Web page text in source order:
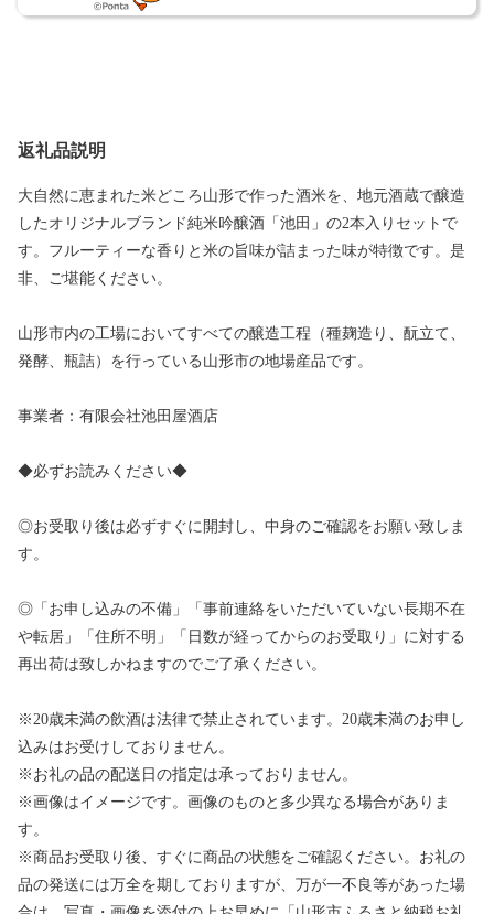
返礼品説明
大自然に恵まれた米どころ山形で作った酒米を、地元酒蔵で醸造
したオリジナルブランド純米吟醸酒「池田」の2本入りセットで
す。フルーティーな香りと米の旨味が詰まった味が特徴です。是
非、ご堪能ください。
山形市内の工場においてすべての醸造工程（種麹造り、酛立て、
発酵、瓶詰）を行っている山形市の地場産品です。
事業者：有限会社池田屋酒店
◆必ずお読みください◆
◎お受取り後は必ずすぐに開封し、中身のご確認をお願い致しま
す。
◎「お申し込みの不備」「事前連絡をいただいていない長期不在
や転居」「住所不明」「日数が経ってからのお受取り」に対する
再出荷は致しかねますのでご了承ください。
※20歳未満の飲酒は法律で禁止されています。20歳未満のお申し
込みはお受けしておりません。
※お礼の品の配送日の指定は承っておりません。
※画像はイメージです。画像のものと多少異なる場合がありま
す。
※商品お受取り後、すぐに商品の状態をご確認ください。お礼の
品の発送には万全を期しておりますが、万が一不良等があった場